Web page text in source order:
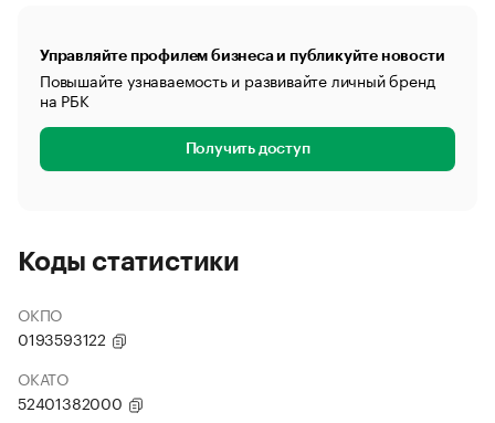
Управляйте профилем бизнеса и публикуйте новости
Повышайте узнаваемость и развивайте личный бренд
на РБК
Получить доступ
Коды статистики
ОКПО
0193593122
ОКАТО
52401382000